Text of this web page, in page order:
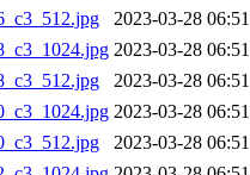
2023-03-28 06:51
2023-03-28 06:51
2023-03-28 06:51
2023-03-28 06:51
2023-03-28 06:51